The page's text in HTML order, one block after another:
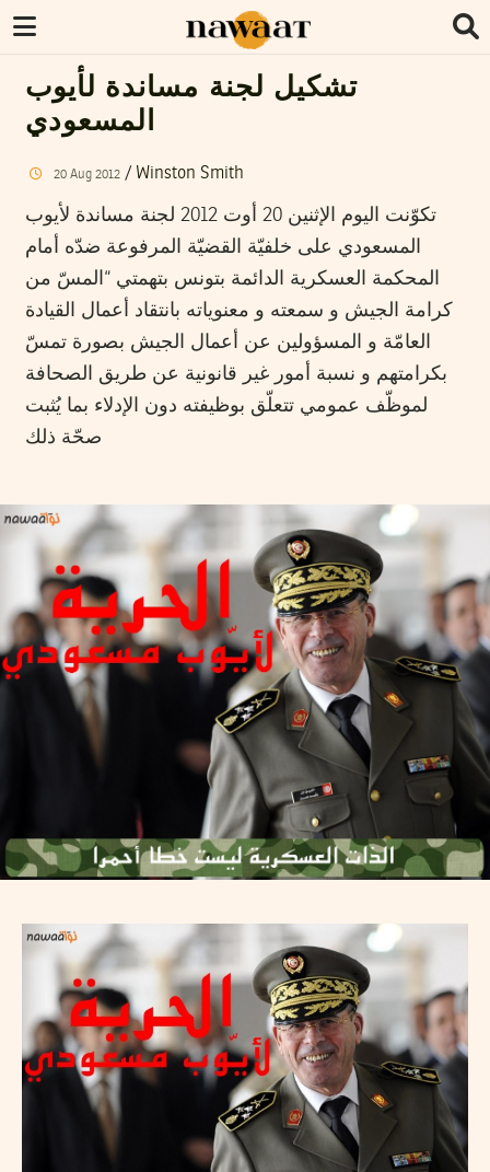
تشكيل لجنة مساندة لأيوب
المسعودي
20 Aug 2012/ Winston Smith
تكوّنت اليوم الإثنين 20 أوت 2012 لجنة مساندة لأيوب
المسعودي على خلفيّة القضيّة المرفوعة ضدّه أمام
المحكمة العسكرية الدائمة بتونس بتهمتي “المسّ من
كرامة الجيش و سمعته و معنوياته بانتقاد أعمال القيادة
العامّة و المسؤولين عن أعمال الجيش بصورة تمسّ
بكرامتهم و نسبة أمور غير قانونية عن طريق الصحافة
لموظّف عمومي تتعلّق بوظيفته دون الإدلاء بما يُثبت
صحّة ذلك